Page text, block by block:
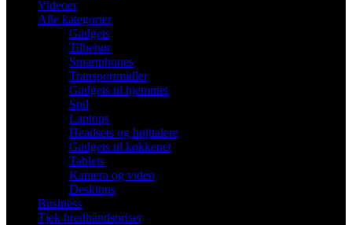
Videoer
Alle kategorier
Gadgets
Tilbehør
Smartphones
Transportmidler
Gadgets til hjemmet
Spil
Laptops
Headsets og højttalere
Gadgets til køkkenet
Tablets
Kamera og video
Desktops
Business
Tjek bredbåndspriser